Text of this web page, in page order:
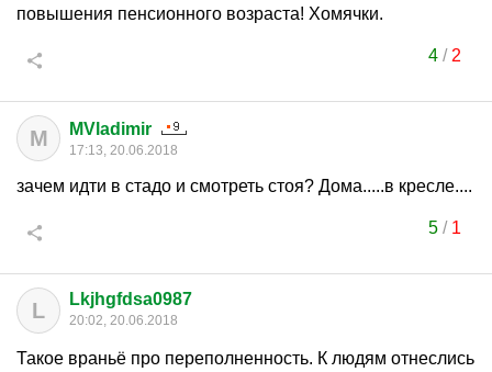
повышения пенсионного возраста! Хомячки.
4/ 2
M MVladimir
17:13, 20.06.2018
зачем идти в стадо и смотреть стоя? Дома.....в кресле....
5/ 1
L Lkjhgfdsa0987
20:02, 20.06.2018
Такое враньё про переполненность. К людям отнеслись